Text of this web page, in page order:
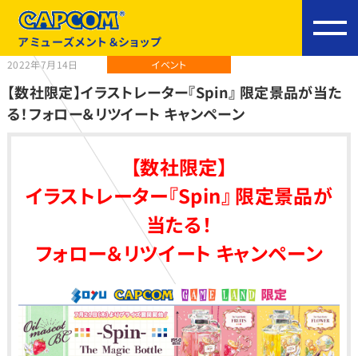
アミューズメント＆ショップ
2022年7月14日 イベント
【数社限定】イラストレーター『Spin』 限定景品が当た
る！フォロー＆リツイート キャンペーン
【数社限定】
イラストレーター『Spin』 限定景品が
当たる！
フォロー＆リツイート キャンペーン